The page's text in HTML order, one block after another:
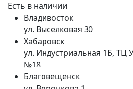
Есть в наличии
Владивосток
ул. Выселковая 30
Хабаровск
ул. Индустриальная 1Б, ТЦ
№18
Благовещенск